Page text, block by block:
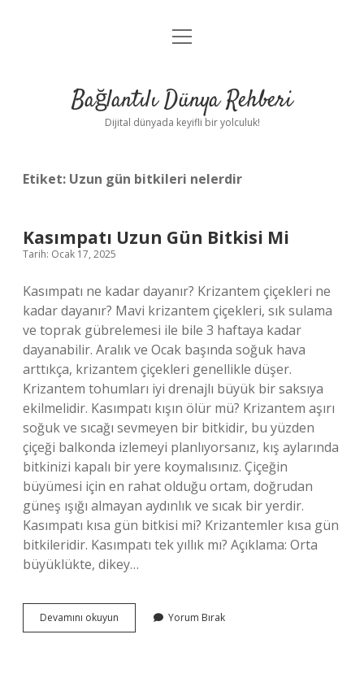
Anasayfa
Yasal Uyarı
menüyü
Bağlantılı Dünya Rehberi
Dijital dünyada keyifli bir yolculuk!
Etiket: Uzun gün bitkileri nelerdir
Kasımpatı Uzun Gün Bitkisi Mi
Tarih: Ocak 17, 2025
Kasımpatı ne kadar dayanır? Krizantem çiçekleri ne
kadar dayanır? Mavi krizantem çiçekleri, sık sulama
ve toprak gübrelemesi ile bile 3 haftaya kadar
dayanabilir. Aralık ve Ocak başında soğuk hava
arttıkça, krizantem çiçekleri genellikle düşer.
Krizantem tohumları iyi drenajlı büyük bir saksıya
ekilmelidir. Kasımpatı kışın ölür mü? Krizantem aşırı
soğuk ve sıcağı sevmeyen bir bitkidir, bu yüzden
çiçeği balkonda izlemeyi planlıyorsanız, kış aylarında
bitkinizi kapalı bir yere koymalısınız. Çiçeğin
büyümesi için en rahat olduğu ortam, doğrudan
güneş ışığı almayan aydınlık ve sıcak bir yerdir.
Kasımpatı kısa gün bitkisi mi? Krizantemler kısa gün
bitkileridir. Kasımpatı tek yıllık mı? Açıklama: Orta
büyüklükte, dikey…
Devamını okuyun Kasımpatı
Uzun
Yorum Bırak